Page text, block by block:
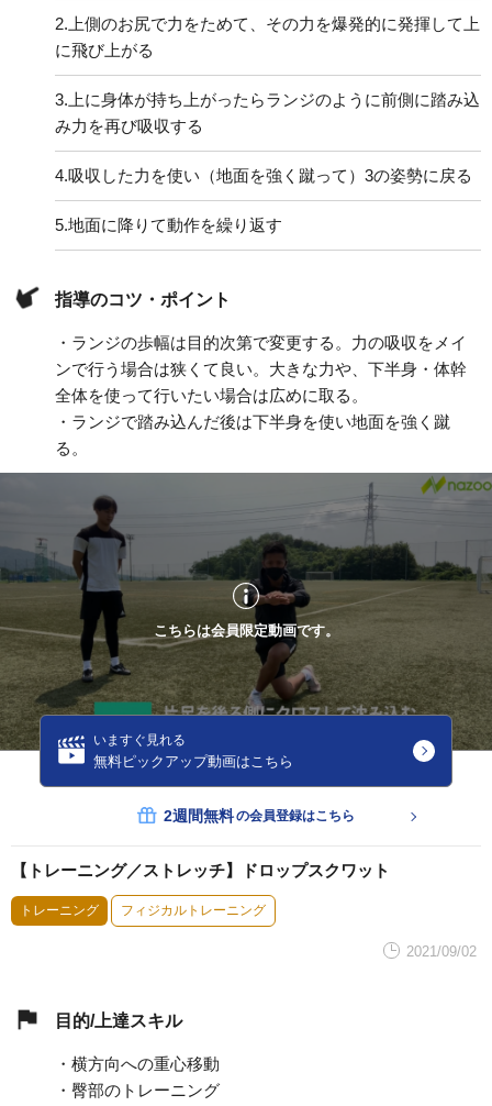
2. 上側のお尻で力をためて、その力を爆発的に発揮して上
に飛び上がる
3. 上に身体が持ち上がったらランジのように前側に踏み込
み力を再び吸収する
4.吸収した力を使い（地面を強く蹴って）3の姿勢に戻る
5.地面に降りて動作を繰り返す
指導のコツ・ポイント
・ランジの歩幅は目的次第で変更する。力の吸収をメイ
ンで行う場合は狭くて良い。大きな力や、下半身・体幹
全体を使って行いたい場合は広めに取る。
・ランジで踏み込んだ後は下半身を使い地面を強く蹴
る。
こちらは会員限定動画です。
いますぐ見れる
無料ピックアップ動画はこちら
2週間無料の会員登録はこちら
【トレーニング／ストレッチ】ドロップスクワット
トレーニング フィジカルトレーニング
2021/09/02
目的/上達スキル
・横方向への重心移動
・臀部のトレーニング